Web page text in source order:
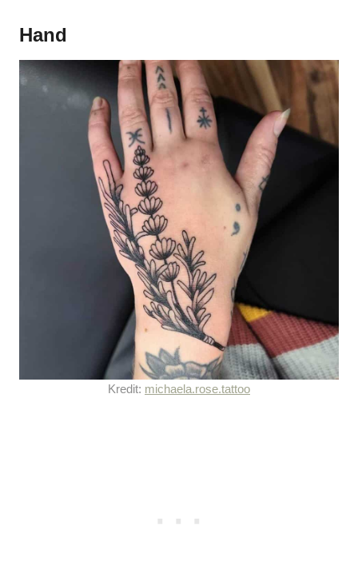
Hand
Kredit: michaela.rose.tattoo